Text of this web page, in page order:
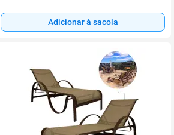
Adicionar à sacola